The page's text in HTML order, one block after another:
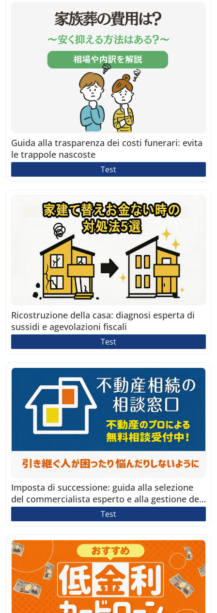
Guida alla trasparenza dei costi funerari: evita
le trappole nascoste
Test
Ricostruzione della casa: diagnosi esperta di
sussidi e agevolazioni fiscali
Test
Imposta di successione: guida alla selezione
del commercialista esperto e alla gestione dei
costi
Test